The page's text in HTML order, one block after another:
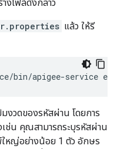
างไฟล์ดังกล่าว
แล้ว ให้รี
bin/apigee-service
งวดของรหัสผ่าน โดยการ
ช่น คุณสามารถระบุรหัสผ่าน
หญ่อย่างน้อย 1 ตัว อักษร